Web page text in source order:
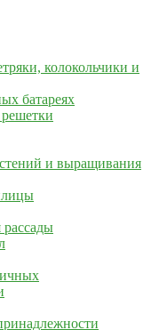
колокольчики и
батареях
и выращивания